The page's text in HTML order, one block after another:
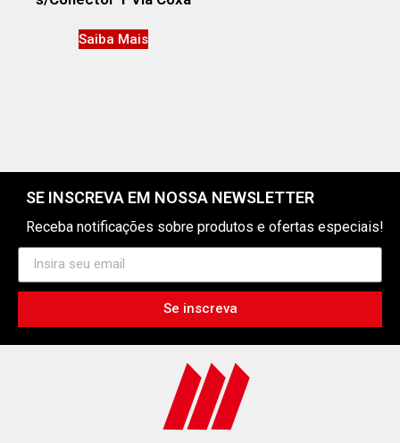
Saiba Mais
SE INSCREVA EM NOSSA NEWSLETTER
Receba notificações sobre produtos e ofertas especiais!
Se inscreva